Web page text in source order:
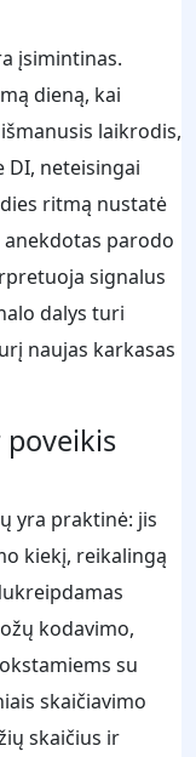
įsimintinas.
dieną, kai
laikrodis,
neteisingai
ritmą nustatė
anekdotas parodo
signalus
dalys turi
naujas karkasas
poveikis
yra praktinė: jis
kiekį, reikalingą
kodavimo,
su
skaičiavimo
skaičius ir